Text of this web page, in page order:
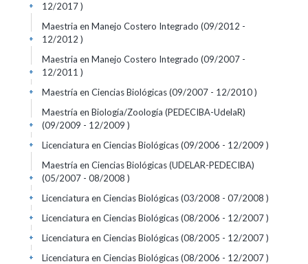
12/2017 )
+
Maestria en Manejo Costero Integrado (09/2012 -
12/2012 )
+
Maestria en Manejo Costero Integrado (09/2007 -
12/2011 )
+
Maestría en Ciencias Biológicas (09/2007 - 12/2010 )
+
Maestría en Biología/Zoología (PEDECIBA-UdelaR)
(09/2009 - 12/2009 )
+
Licenciatura en Ciencias Biológicas (09/2006 - 12/2009 )
+
Maestría en Ciencias Biológicas (UDELAR-PEDECIBA)
(05/2007 - 08/2008 )
+
Licenciatura en Ciencias Biológicas (03/2008 - 07/2008 )
+
Licenciatura en Ciencias Biológicas (08/2006 - 12/2007 )
+
Licenciatura en Ciencias Biológicas (08/2005 - 12/2007 )
+
Licenciatura en Ciencias Biológicas (08/2006 - 12/2007 )
+